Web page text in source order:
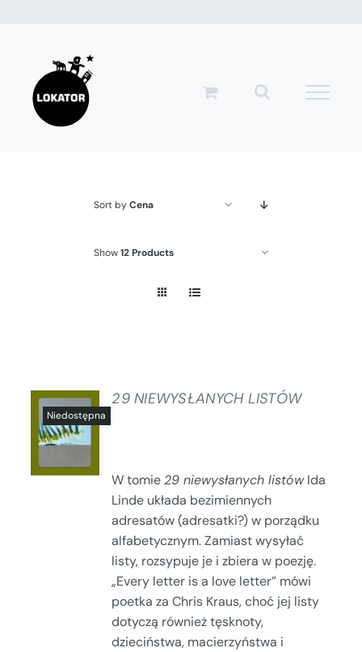
zawartości
Sort byCena
Show12 Products
SZCZEGÓŁY
29 NIEWYSŁANYCH LISTÓW
W tomie29 niewysłanych listówIda
Linde układa bezimiennych
adresatów (adresatki?) w porządku
alfabetycznym. Zamiast wysyłać
listy, rozsypuje je i zbiera w poezję.
„Every letter is a love letter” mówi
poetka za Chris Kraus, choć jej listy
dotyczą również tęsknoty,
dzieciństwa, macierzyństwa i